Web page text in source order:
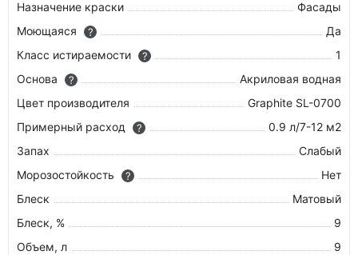
Назначение краски
Фасады
Моющаяся
?
Да
Класс истираемости
?
1
Основа
?
Акриловая водная
Цвет производителя
Graphite SL-0700
Примерный расход
?
0.9 л/7-12 м2
Запах
Слабый
Морозостойкость
?
Нет
Блеск
Матовый
Блеск, %
9
Объем, л
9